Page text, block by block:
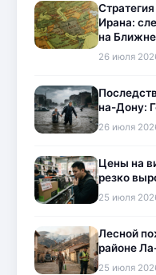
Ирана:
на
26 июля
на-Дону:
26 июля
Цены на
резко
25 июля
Лесной
районе
25 июля